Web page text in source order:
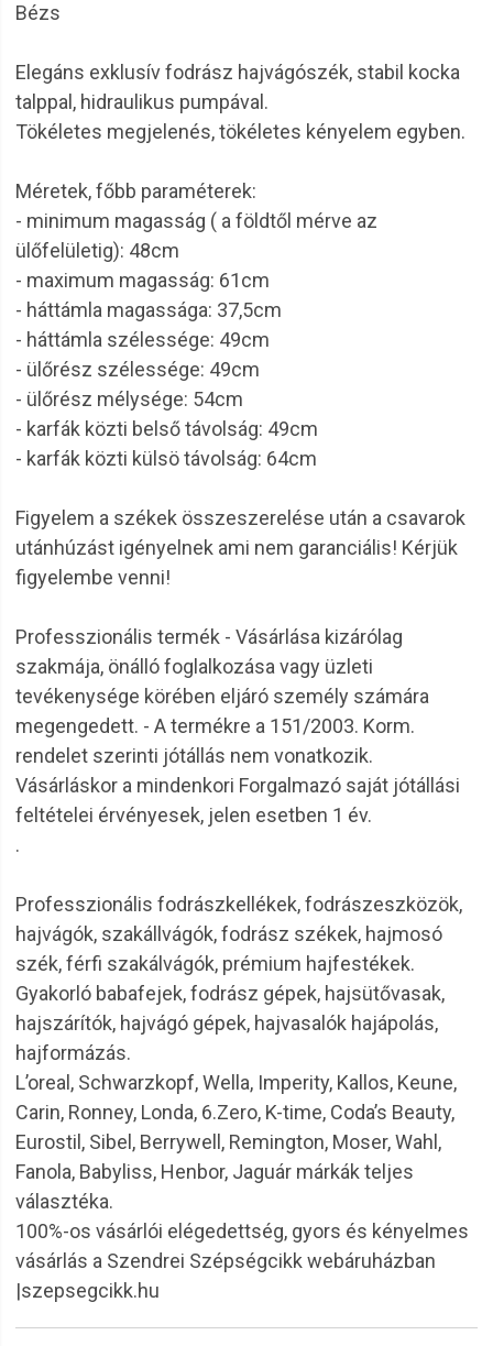
Bézs
Elegáns exklusív fodrász hajvágószék, stabil kocka
talppal, hidraulikus pumpával.
Tökéletes megjelenés, tökéletes kényelem egyben.
Méretek, főbb paraméterek:
- minimum magasság ( a földtől mérve az
ülőfelületig): 48cm
- maximum magasság: 61cm
- háttámla magassága: 37,5cm
- háttámla szélessége: 49cm
- ülőrész szélessége: 49cm
- ülőrész mélysége: 54cm
- karfák közti belső távolság: 49cm
- karfák közti külsö távolság: 64cm
Figyelem a székek összeszerelése után a csavarok
utánhúzást igényelnek ami nem garanciális! Kérjük
figyelembe venni!
Professzionális termék - Vásárlása kizárólag
szakmája, önálló foglalkozása vagy üzleti
tevékenysége körében eljáró személy számára
megengedett. - A termékre a 151/2003. Korm.
rendelet szerinti jótállás nem vonatkozik.
Vásárláskor a mindenkori Forgalmazó saját jótállási
feltételei érvényesek, jelen esetben 1 év.
.
Professzionális fodrászkellékek, fodrászeszközök,
hajvágók, szakállvágók, fodrász székek, hajmosó
szék, férfi szakálvágók, prémium hajfestékek.
Gyakorló babafejek, fodrász gépek, hajsütővasak,
hajszárítók, hajvágó gépek, hajvasalók hajápolás,
hajformázás.
L’oreal, Schwarzkopf, Wella, Imperity, Kallos, Keune,
Carin, Ronney, Londa, 6.Zero, K-time, Coda’s Beauty,
Eurostil, Sibel, Berrywell, Remington, Moser, Wahl,
Fanola, Babyliss, Henbor, Jaguár márkák teljes
választéka.
100%-os vásárlói elégedettség, gyors és kényelmes
vásárlás a Szendrei Szépségcikk webáruházban
|szepsegcikk.hu